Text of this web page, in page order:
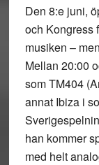
Den 8:e juni,
och Kongress
musiken –
Mellan 20:00
som TM404
annat Ibiza i
han kommer
med helt